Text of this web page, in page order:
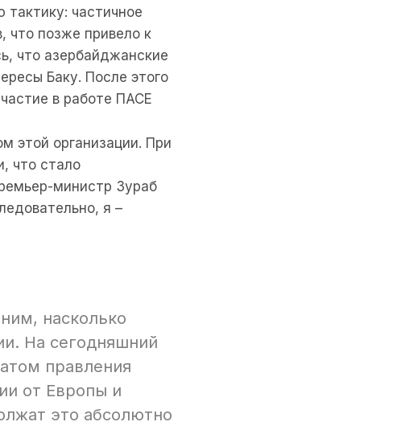
частичное
что позже привело к
что азербайджанские
Баку. После этого
в работе ПАСЕ
этой организации. При
что стало
министр Зураб
я –
насколько
На сегодняшний
правления
от Европы и
это абсолютно